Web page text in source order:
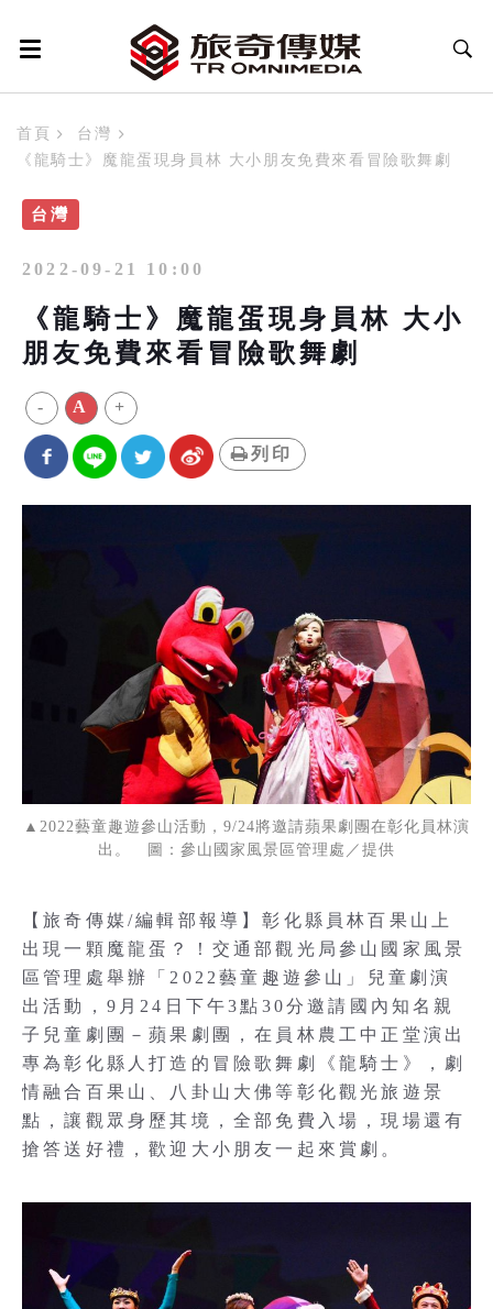
首頁
台灣
《龍騎士》魔龍蛋現身員林 大小朋友免費來看冒險歌舞劇
台灣
2022-09-21 10:00
《龍騎士》魔龍蛋現身員林 大小
朋友免費來看冒險歌舞劇
- A +
列印
▲2022藝童趣遊參山活動，9/24將邀請蘋果劇團在彰化員林演
出。 圖：參山國家風景區管理處／提供
【旅奇傳媒/編輯部報導】彰化縣員林百果山上
出現一顆魔龍蛋？！交通部觀光局參山國家風景
區管理處舉辦「2022藝童趣遊參山」兒童劇演
出活動，9月24日下午3點30分邀請國內知名親
子兒童劇團－蘋果劇團，在員林農工中正堂演出
專為彰化縣人打造的冒險歌舞劇《龍騎士》，劇
情融合百果山、八卦山大佛等彰化觀光旅遊景
點，讓觀眾身歷其境，全部免費入場，現場還有
搶答送好禮，歡迎大小朋友一起來賞劇。